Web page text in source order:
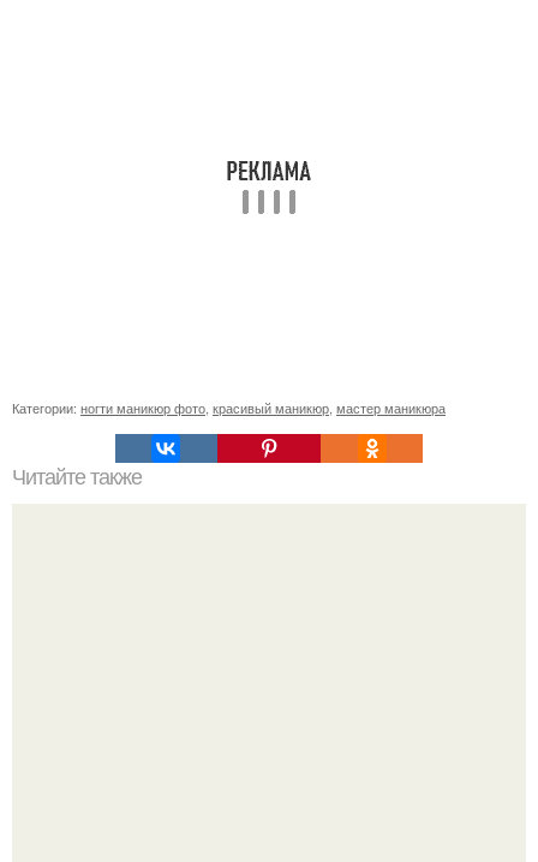
Категории: ногти маникюр фото красивый маникюр мастер маникюра
Читайте также